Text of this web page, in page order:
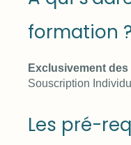
formation
Exclusivement
Souscription
Les pré-